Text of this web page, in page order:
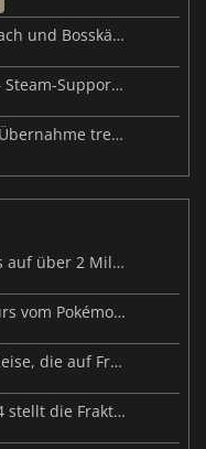
Palworld-Update verbessert Sunreach und Bosskämpfe deutlich
Microsoft überdenkt Project Helix – Steam-Support gefährdet
Malware-Karten und eine Discord-Übernahme treffen Meccha Chameleon
Resident Evil Veronica steht bereits auf über 2 Millionen Wunschlisten
Beast of Reincarnation: Frischer Kurs vom Pokémon-Studio
Big Walk ist jetzt erhältlich – eine Reise, die auf Freundschaft basiert
Warhammer 40.000: Dawn of War 4 stellt die Fraktion der Necrons vor